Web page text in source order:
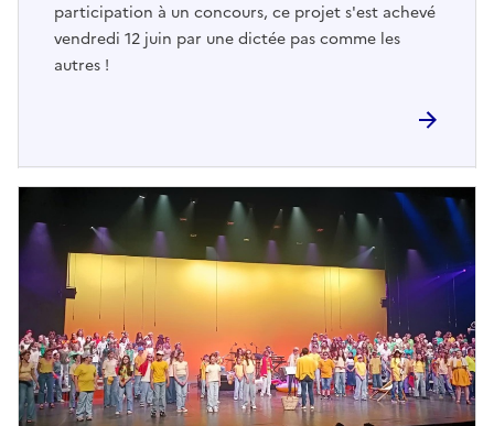
participation à un concours, ce projet s'est achevé
vendredi 12 juin par une dictée pas comme les
autres !